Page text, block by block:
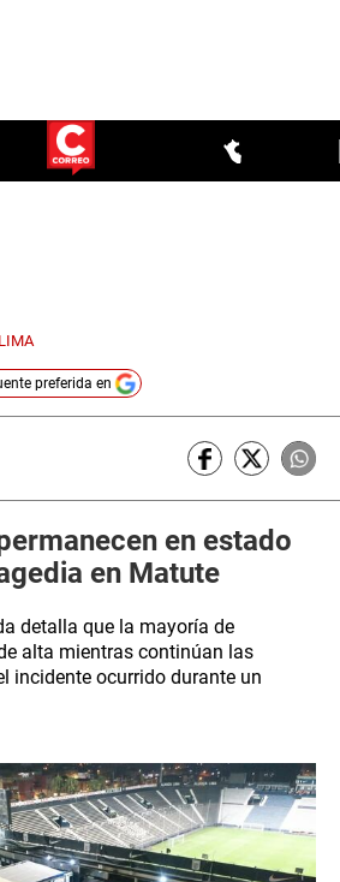
LIMA
preferida en
en estado
en Matute
detalla que la mayoría de
alta mientras continúan las
incidente ocurrido durante un